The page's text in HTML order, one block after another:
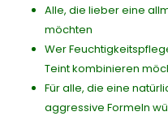
Alle, die lieber eine
möchten
Wer
Teint kombinieren
Für alle, die eine
aggressive Formeln